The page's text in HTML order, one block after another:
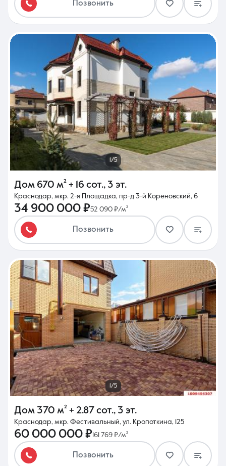
Позвонить
1/5
Дом 670 м² + 16 сот., 3 эт.
Краснодар, мкр. 2-я Площадка, пр-д 3-й Кореновский, 6
34 900 000 ₽52 090 ₽/м²
Позвонить
1/5
Дом 370 м² + 2.87 сот., 3 эт.
Краснодар, мкр. Фестивальный, ул. Кропоткина, 125
60 000 000 ₽161 769 ₽/м²
Позвонить